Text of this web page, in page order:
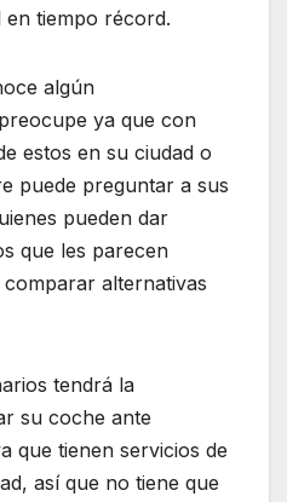
tiempo récord.
algún
ya que con
estos en su ciudad o
puede preguntar a sus
pueden dar
que les parecen
alternativas
tendrá la
su coche ante
que tienen servicios de
así que no tiene que